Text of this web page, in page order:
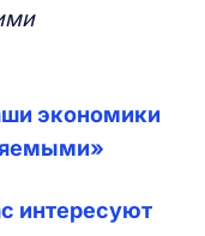
экономики
интересуют